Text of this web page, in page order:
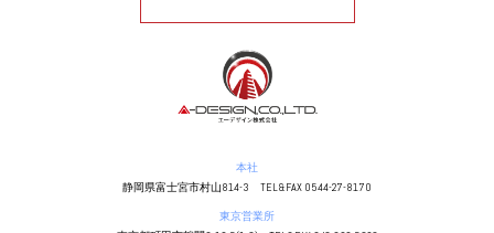
本社
静岡県富士宮市村山814-3 TEL&FAX 0544-27-8170
東京営業所